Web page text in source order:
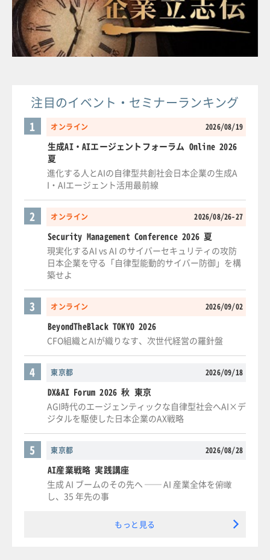
注目のイベント・セミナーランキング
オンライン 2026/08/19
1
生成AI・AIエージェントフォーラム Online 2026
夏
進化する人とAIの自律型共創社会日本企業の生成A
I・AIエージェント活用最前線
オンライン 2026/08/26-27
2
Security Management Conference 2026 夏
現実化するAI vs AI のサイバーセキュリティの攻防
日本企業を守る「自律型能動的サイバー防御」を構
築せよ
オンライン 2026/09/02
3
BeyondTheBlack TOKYO 2026
CFO組織とAIが織りなす、次世代経営の羅針盤
東京都 2026/09/18
4
DX&AI Forum 2026 秋 東京
AGI時代のエージェンティックな自律型社会へAI×デ
ジタルを駆使した日本企業のAX戦略
東京都 2026/08/28
5
AI産業戦略 実践講座
生成 AI ブームのその先へ ── AI 産業全体を俯瞰
し、35 年先の事
もっと見る